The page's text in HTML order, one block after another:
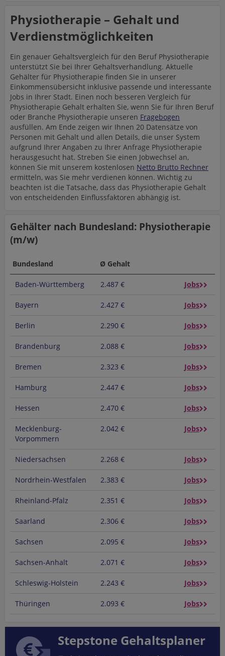
Physiotherapie – Gehalt und
Verdienstmöglichkeiten
Ein genauer Gehaltsvergleich für den Beruf Physiotherapie
unterstützt Sie bei Ihrer Gehaltsverhandlung. Aktuelle
Gehälter für Physiotherapie finden Sie in unserer
Einkommensübersicht inklusive passende und interessante
Jobs in Ihrer Stadt. Einen noch besseren Vergleich für
Physiotherapie Gehalt erhalten Sie, wenn Sie für Ihren Beruf
oder Branche Physiotherapie unseren Fragebogen
ausfüllen. Am Ende zeigen wir Ihnen 20 Datensätze von
Personen mit Gehalt und allen Details, die unser System
aufgrund Ihrer Angaben zu Ihrer Anfrage Physiotherapie
herausgesucht hat. Streben Sie einen Jobwechsel an,
können Sie mit unserem kostenlosen Netto Brutto Rechner
ermitteln, was Sie mehr verdienen können. Wichtig zu
beachten ist die Tatsache, dass das Physiotherapie Gehalt
von entscheidenden Einflussfaktoren abhängig ist.
Gehälter nach Bundesland: Physiotherapie
(m/w)
Bundesland Ø Gehalt
Baden-Württemberg 2.487 € Jobs
Bayern 2.427 € Jobs
Berlin 2.290 € Jobs
Brandenburg 2.088 € Jobs
Bremen 2.323 € Jobs
Hamburg 2.447 € Jobs
Hessen 2.470 € Jobs
Mecklenburg-
Vorpommern
2.042 € Jobs
Niedersachsen 2.268 € Jobs
Nordrhein-Westfalen 2.383 € Jobs
Rheinland-Pfalz 2.351 € Jobs
Saarland 2.306 € Jobs
Sachsen 2.095 € Jobs
Sachsen-Anhalt 2.071 € Jobs
Schleswig-Holstein 2.243 € Jobs
Thüringen 2.093 € Jobs
Stepstone Gehaltsplaner